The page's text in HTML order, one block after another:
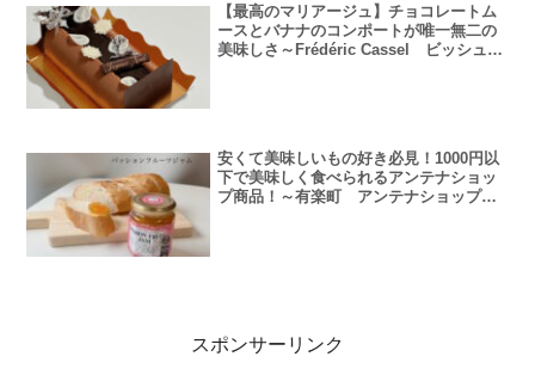
【最高のマリアージュ】チョコレートム
ースとバナナのコンポートが唯一無二の
美味しさ～Frédéric Cassel ビッシュ・
安くて美味しいもの好き必見！1000円以
下で美味しく食べられるアンテナショッ
プ商品！～有楽町 アンテナショップ
スポンサーリンク